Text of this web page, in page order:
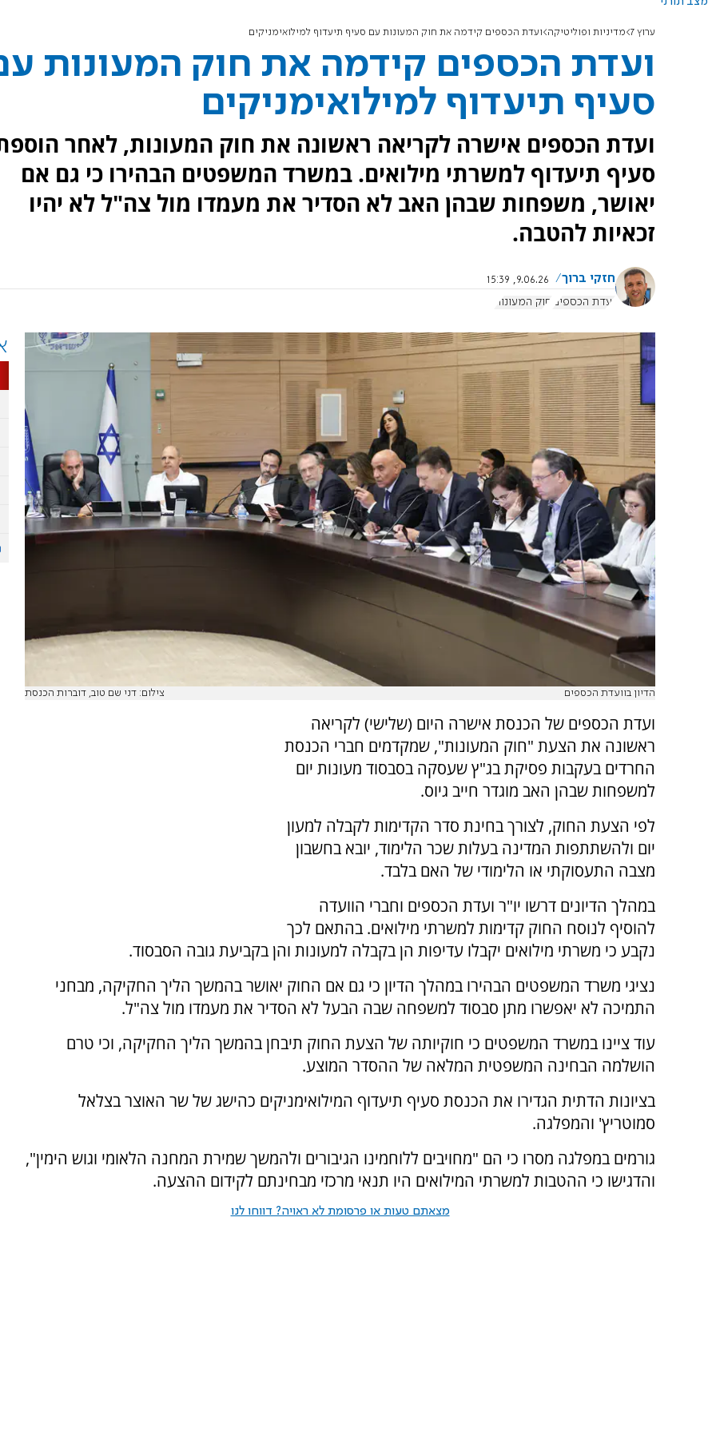
ערוץ 7 מדיניות ופוליטיקה ועדת הכספים קידמה את חוק המעונות עם סעיף תיעדוף למילואימניקים
ועדת הכספים קידמה את חוק המעונות
סעיף תיעדוף למילואימניקים
ועדת הכספים אישרה לקריאה ראשונה את חוק המעונות, לאחר
סעיף תיעדוף למשרתי מילואים. במשרד המשפטים הבהירו כי גם אם
יאושר, משפחות שבהן האב לא הסדיר את מעמדו מול צה"ל לא יהיו
זכאיות להטבה.
חזקי ברוך
9.06.26, 15:39
ועדת הכספים חוק המעונות
הדיון בוועדת הכספים צילום: דני שם טוב, דוברות הכנסת
ועדת הכספים של הכנסת אישרה היום (שלישי) לקריאה
ראשונה את הצעת "חוק המעונות", שמקדמים חברי הכנסת
החרדים בעקבות פסיקת בג"ץ שעסקה בסבסוד מעונות יום
למשפחות שבהן האב מוגדר חייב גיוס.
לפי הצעת החוק, לצורך בחינת סדר הקדימות לקבלה למעון
יום ולהשתתפות המדינה בעלות שכר הלימוד, יובא בחשבון
מצבה התעסוקתי או הלימודי של האם בלבד.
במהלך הדיונים דרשו יו"ר ועדת הכספים וחברי הוועדה
להוסיף לנוסח החוק קדימות למשרתי מילואים. בהתאם לכך
נקבע כי משרתי מילואים יקבלו עדיפות הן בקבלה למעונות והן בקביעת גובה הסבסוד.
נציגי משרד המשפטים הבהירו במהלך הדיון כי גם אם החוק יאושר בהמשך הליך החקיקה, מבחני
התמיכה לא יאפשרו מתן סבסוד למשפחה שבה הבעל לא הסדיר את מעמדו מול צה"ל.
עוד ציינו במשרד המשפטים כי חוקיותה של הצעת החוק תיבחן בהמשך הליך החקיקה, וכי טרם
הושלמה הבחינה המשפטית המלאה של ההסדר המוצע.
בציונות הדתית הגדירו את הכנסת סעיף תיעדוף המילואימניקים כהישג של שר האוצר בצלאל
סמוטריץ' והמפלגה.
גורמים במפלגה מסרו כי הם "מחויבים ללוחמינו הגיבורים ולהמשך שמירת המחנה הלאומי וגוש הימין",
והדגישו כי ההטבות למשרתי המילואים היו תנאי מרכזי מבחינתם לקידום ההצעה.
מצאתם טעות או פרסומת לא ראויה? דווחו לנו